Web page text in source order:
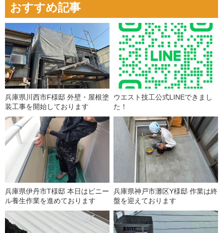
おすすめ記事
兵庫県川西市F様邸 外壁・屋根塗
装工事を開始しております
ウエスト技工公式LINEできまし
た！
兵庫県伊丹市T様邸 本日はビニー
ル養生作業を進めております
兵庫県神戸市灘区Y様邸 作業は終
盤を迎えております